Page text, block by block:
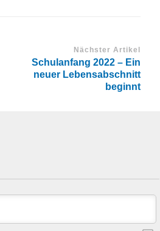
Nächster Artikel
Schulanfang 2022 – Ein
neuer Lebensabschnitt
beginnt